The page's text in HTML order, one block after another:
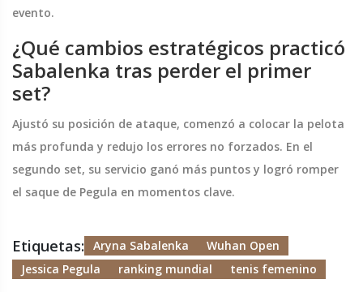
evento.
¿Qué cambios estratégicos practicó
Sabalenka tras perder el primer
set?
Ajustó su posición de ataque, comenzó a colocar la pelota
más profunda y redujo los errores no forzados. En el
segundo set, su servicio ganó más puntos y logró romper
el saque de Pegula en momentos clave.
Etiquetas: Aryna Sabalenka
Wuhan Open
Jessica Pegula
ranking mundial tenis femenino